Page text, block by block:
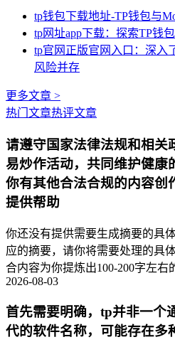
tp钱包下载地址-TP钱包与
tp网址app下载：探索TP钱
tp官网正版官网入口：深入
风险并存
更多文章 >
热门文章热评文章
请遵守国家法律法规和相关
易炒作活动，共同维护健康
你有其他合法合规的内容创
提供帮助
你还没有提供需要生成摘要的具
应的摘要，请你将需要处理的具
合内容为你提炼出100-200字左右
2026-08-03
首先需要明确，tp并非一个
代的软件名称，可能存在多